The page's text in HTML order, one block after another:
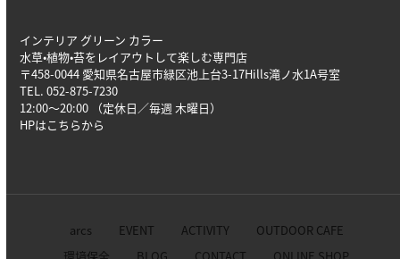
インテリア グリーン カラー
水草•植物•苔をレイアウトして楽しむ専門店
〒458-0044 愛知県名古屋市緑区池上台3-17Hills滝ノ水1A号室
TEL. 052-875-7230
12:00～20:00 （定休日／毎週 木曜日）
HPはこちらから
arcs EVENT ACTIVITY
OUTDOOR CAFE